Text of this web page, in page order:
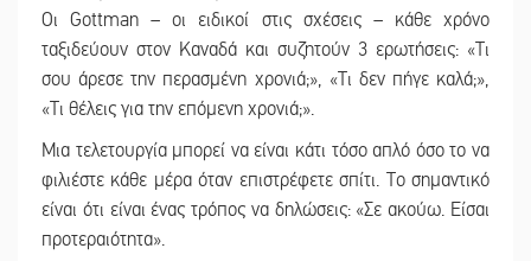
Οι Gottman – οι ειδικοί στις σχέσεις – κάθε χρόνο
ταξιδεύουν στον Καναδά και συζητούν 3 ερωτήσεις: «Τι
σου άρεσε την περασμένη χρονιά;», «Τι δεν πήγε καλά;»,
«Τι θέλεις για την επόμενη χρονιά;».
Μια τελετουργία μπορεί να είναι κάτι τόσο απλό όσο το να
φιλιέστε κάθε μέρα όταν επιστρέφετε σπίτι. Το σημαντικό
είναι ότι είναι ένας τρόπος να δηλώσεις: «Σε ακούω. Είσαι
προτεραιότητα».